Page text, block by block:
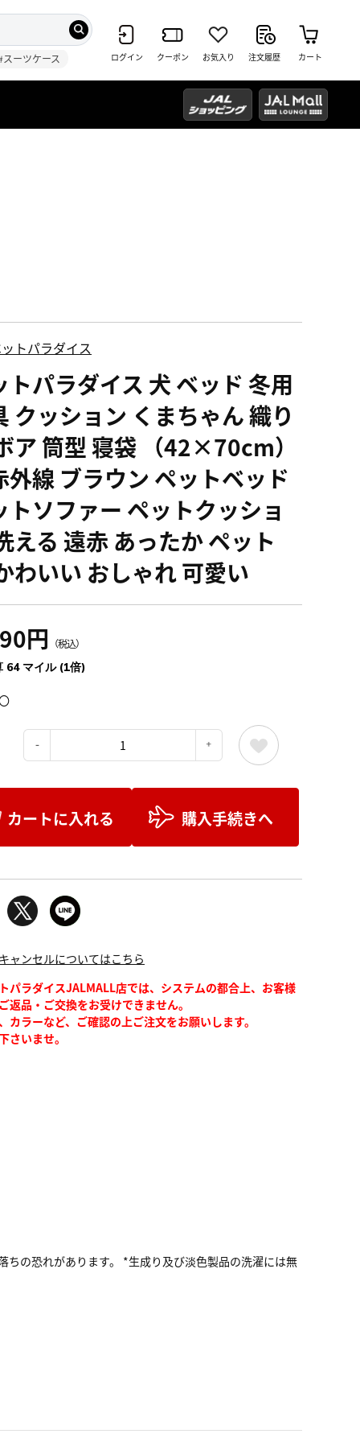
スーツケース ログイン クーポン お気入り 注文履歴 カート
トパラダイス
トパラダイス 犬 ベッド 冬用
クッション くまちゃん 織り
ア 筒型 寝袋 （42×70cm）
外線 ブラウン ペットベッド
トソファー ペットクッショ
える 遠赤 あったか ペット
わいい おしゃれ 可愛い
円 （税込）
64 マイル (1倍)
カートに入れる 購入手続きへ
ャンセルについてはこちら
パラダイスJALMALL店では、システムの都合上、お客様
返品・ご交換をお受けできません。
カラーなど、ご確認の上ご注文をお願いします。
さいませ。
の恐れがあります。 *生成り及び淡色製品の洗濯には無